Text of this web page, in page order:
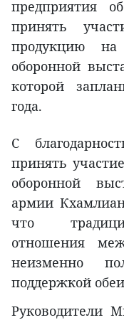
предприятия
принять
продукцию на
оборонной
которой
года.
С
принять
оборонной
армии
что
отношения
неизменно
поддержкой
Руководители